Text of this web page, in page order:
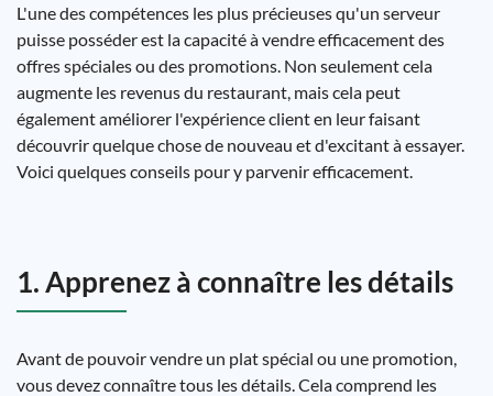
L'une des compétences les plus précieuses qu'un serveur
puisse posséder est la capacité à vendre efficacement des
offres spéciales ou des promotions. Non seulement cela
augmente les revenus du restaurant, mais cela peut
également améliorer l'expérience client en leur faisant
découvrir quelque chose de nouveau et d'excitant à essayer.
Voici quelques conseils pour y parvenir efficacement.
1. Apprenez à connaître les détails
Avant de pouvoir vendre un plat spécial ou une promotion,
vous devez connaître tous les détails. Cela comprend les